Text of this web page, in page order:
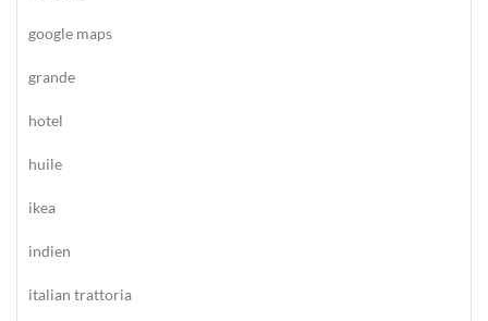
google maps
grande
hotel
huile
ikea
indien
italian trattoria